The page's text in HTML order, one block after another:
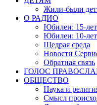
Жили-были
О РАДИО
Юбилеи: 15-
Юбилеи: 10-
Щедрая среда
Новости
Обратная связь
ГОЛОС
ОБЩЕСТВО
Наука и
Смысл